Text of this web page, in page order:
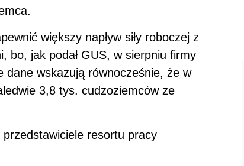
większy napływ siły roboczej z
bo, jak podał GUS, w sierpniu firmy
dane wskazują równocześnie, że w
3,8 tys. cudzoziemców ze
resortu pracy